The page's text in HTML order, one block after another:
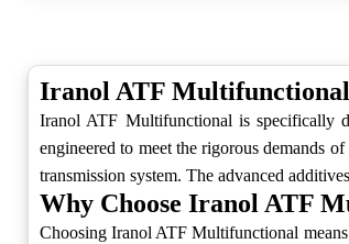
Iranol ATF
Iranol ATF Multifunctional is specifically
engineered to meet the rigorous demands
transmission system. The advanced
Why Choose Iranol ATF
Choosing Iranol ATF Multifunctional